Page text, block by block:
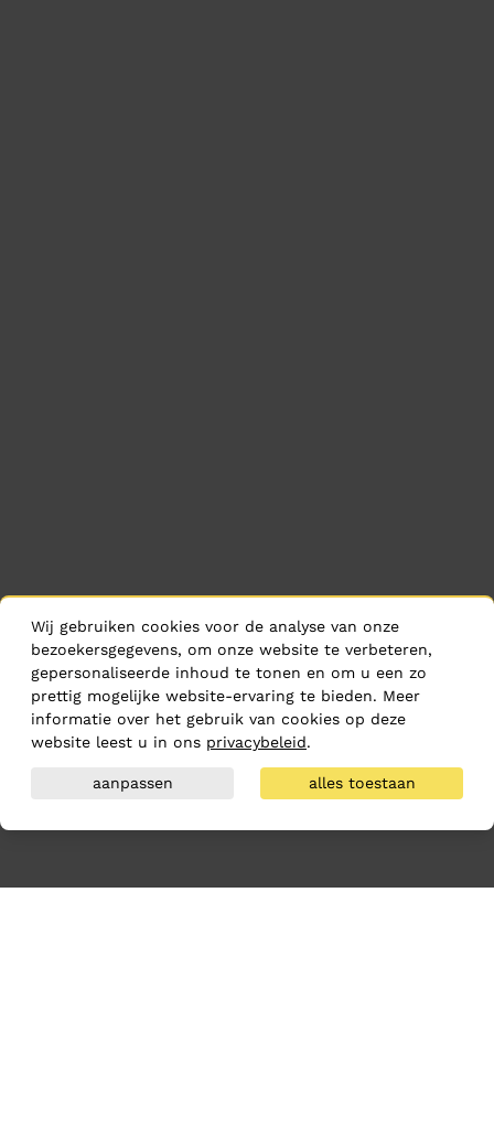
Wij gebruiken cookies voor de analyse van onze
bezoekersgegevens, om onze website te verbeteren,
gepersonaliseerde inhoud te tonen en om u een zo
prettig mogelijke website-ervaring te bieden. Meer
informatie over het gebruik van cookies op deze
website leest u in ons privacybeleid.
aanpassen alles toestaan